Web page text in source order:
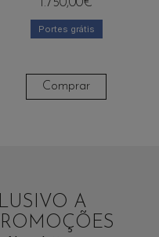
1.750,00€
Portes grátis
Comprar
A